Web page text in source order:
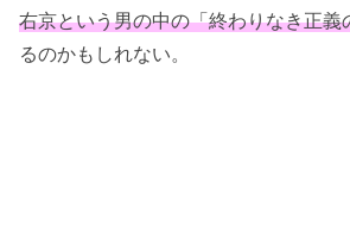
右京という男の中の「終わりなき正義
るのかもしれない。